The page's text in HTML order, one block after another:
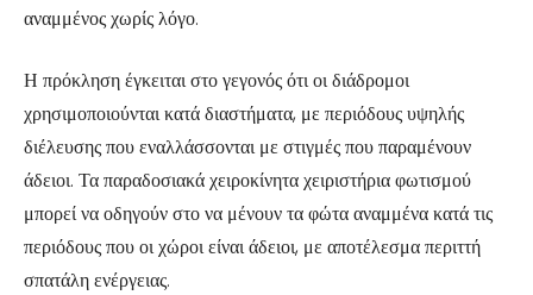
αναμμένος χωρίς λόγο.
Η πρόκληση έγκειται στο γεγονός ότι οι διάδρομοι
χρησιμοποιούνται κατά διαστήματα, με περιόδους υψηλής
διέλευσης που εναλλάσσονται με στιγμές που παραμένουν
άδειοι. Τα παραδοσιακά χειροκίνητα χειριστήρια φωτισμού
μπορεί να οδηγούν στο να μένουν τα φώτα αναμμένα κατά τις
περιόδους που οι χώροι είναι άδειοι, με αποτέλεσμα περιττή
σπατάλη ενέργειας.